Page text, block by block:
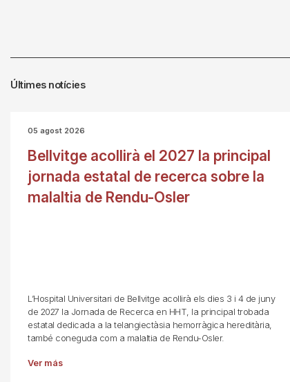
Últimes notícies
05 agost 2026
Bellvitge acollirà el 2027 la principal
jornada estatal de recerca sobre la
malaltia de Rendu-Osler
L’Hospital Universitari de Bellvitge acollirà els dies 3 i 4 de juny
de 2027 la Jornada de Recerca en HHT, la principal trobada
estatal dedicada a la telangiectàsia hemorràgica hereditària,
també coneguda com a malaltia de Rendu-Osler.
Ver más